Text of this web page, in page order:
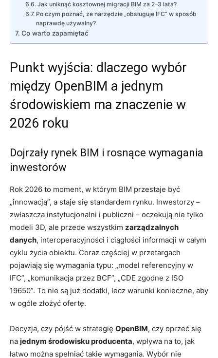
Jak uniknąć kosztownej migracji BIM za 2–3 lata?
Po czym poznać, że narzędzie „obsługuje IFC” w sposób
naprawdę używalny?
Co warto zapamiętać
Punkt wyjścia: dlaczego wybór
między OpenBIM a jednym
środowiskiem ma znaczenie w
2026 roku
Dojrzały rynek BIM i rosnące wymagania
inwestorów
Rok 2026 to moment, w którym BIM przestaje być
„innowacją”, a staje się standardem rynku. Inwestorzy –
zwłaszcza instytucjonalni i publiczni – oczekują nie tylko
modeli 3D, ale przede wszystkim zarządzalnych
danych, interoperacyjności i ciągłości informacji w całym
cyklu życia obiektu. Coraz częściej w przetargach
pojawiają się wymagania typu: „model referencyjny w
IFC”, „komunikacja przez BCF”, „CDE zgodne z ISO
19650”. To nie są już dodatki, lecz warunki konieczne, aby
w ogóle złożyć ofertę.
Decyzja, czy pójść w strategię OpenBIM, czy oprzeć się
na jednym środowisku producenta, wpływa na to, jak
łatwo można spełniać takie wymagania. Wybór nie